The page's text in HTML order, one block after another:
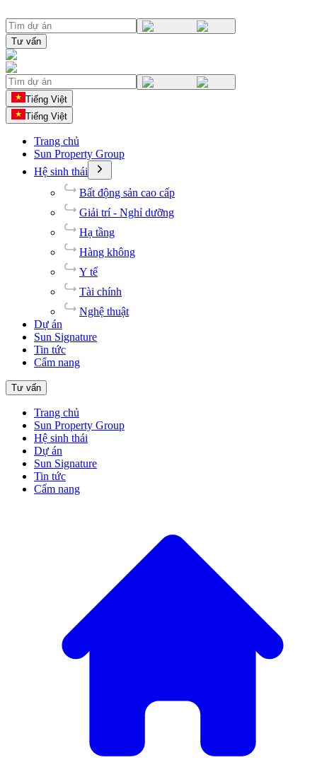
Tư vấn
Tiếng Việt
Tiếng Việt
Trang chủ
Sun Property Group
Hệ sinh thái
Bất động sản cao cấp
Giải trí - Nghỉ dưỡng
Hạ tầng
Hàng không
Y tế
Tài chính
Nghệ thuật
Dự án
Sun Signature
Tin tức
Cẩm nang
Tư vấn
Trang chủ
Sun Property Group
Hệ sinh thái
Dự án
Sun Signature
Tin tức
Cẩm nang